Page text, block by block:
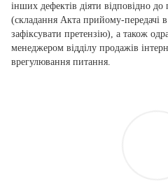
інших дефектів діяти відповідно
(складання Акта прийому-передачі
зафіксувати претензію), а також
менеджером відділу продажів
врегулювання питання.